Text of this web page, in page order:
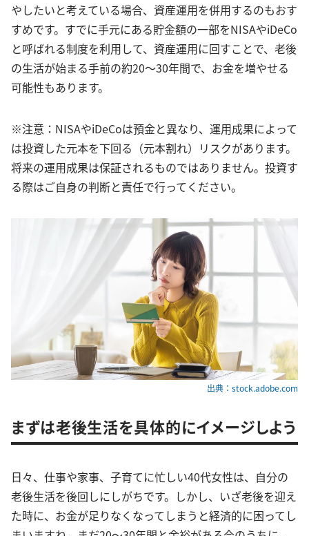
やしたいと考えている場合、資産運用を併用するのもおす
すめです。すでに手元にある貯金額の一部をNISAやiDeCo
と呼ばれる制度を利用して、資産運用に回すことで、老後
の生活が始まる手前の約20～30年間で、お金を増やせる
可能性もあります。
※注意：NISAやiDeCoは預金と異なり、運用成果によって
は投資した元本を下回る（元本割れ）リスクがあります。
将来の運用成果は保証されるものではありません。投資す
る際はご自身の判断と責任で行ってください。
出典：stock.adobe.com
まずは老後生活を具体的にイメージしよう
日々、仕事や家事、子育てに忙しい40代女性は、自分の
老後生活を後回しにしがちです。しかし、いざ老後を迎え
た時に、お金が足りなくなってしまうと経済的に困ってし